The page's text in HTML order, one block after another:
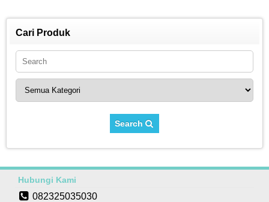
Cari Produk
Search
Hubungi Kami
082325035030